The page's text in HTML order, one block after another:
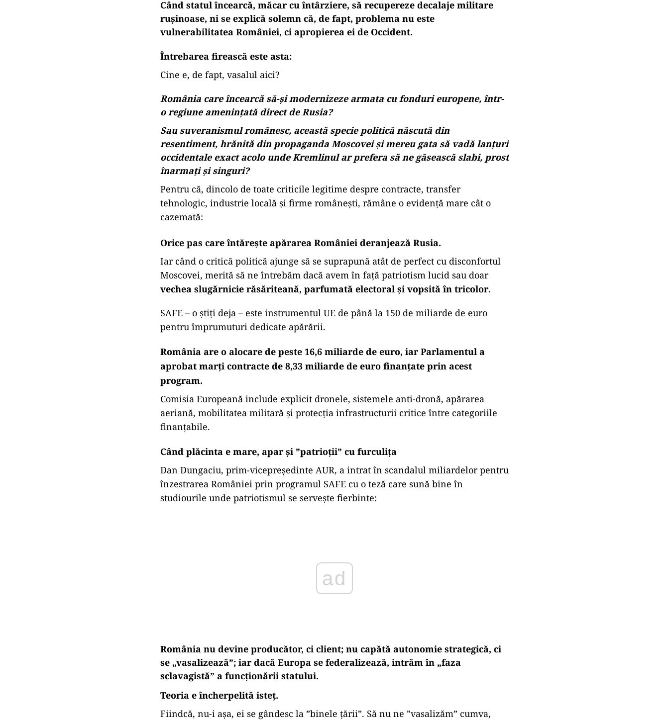
ad
Când se discută despre înzestrarea armatei, apare „vasalizarea”.
Când vin bani europeni pentru apărare, apare „sclavagismul”.
Când statul încearcă, măcar cu întârziere, să recupereze decalaje militare
rușinoase, ni se explică solemn că, de fapt, problema nu este
vulnerabilitatea României, ci apropierea ei de Occident.
Cine e, de fapt, vasalul aici?
România care încearcă să-și modernizeze armata cu fonduri europene, într-
o regiune amenințată direct de Rusia?
resentiment, hrănită din propaganda Moscovei și mereu gata să vadă lanțuri
occidentale exact acolo unde Kremlinul ar prefera să ne găsească slabi, prost
Pentru că, dincolo de toate criticile legitime despre contracte, transfer
tehnologic, industrie locală și firme românești, rămâne o evidență mare cât o
cazemată:
Orice pas care întărește apărarea României deranjează Rusia.
Iar când o critică politică ajunge să se suprapună atât de perfect cu disconfortul
vechea slugărnicie răsăriteană, parfumată electoral și vopsită în tricolor
SAFE – o știți deja – este instrumentul UE de până la 150 de miliarde de euro
pentru împrumuturi dedicate apărării.
Comisia Europeană include explicit dronele, sistemele anti-dronă, apărarea
aeriană, mobilitatea militară și protecția infrastructurii critice între categoriile
înzestrarea României prin programul SAFE cu o teză care sună bine în
studiourile unde patriotismul se servește fierbinte: